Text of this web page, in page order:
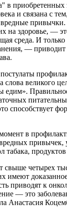
в приобретенных
и связана с
вредные
на здоровье, —
среда. И только
— приводит
великого
едим».
способствует
в
привычек,
табака,
свыше четырех
имеют
приводят к
— это
Анастасия